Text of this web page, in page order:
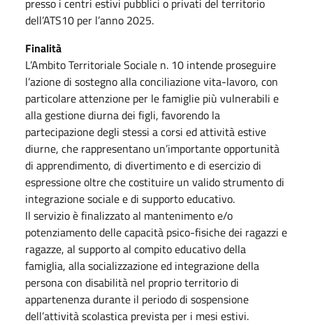
dell’ATS10 per l’anno 2025.
Finalità
L’Ambito Territoriale Sociale n. 10 intende proseguire
l’azione di sostegno alla conciliazione vita-lavoro, con
particolare attenzione per le famiglie più vulnerabili e
alla gestione diurna dei figli, favorendo la
partecipazione degli stessi a corsi ed attività estive
diurne, che rappresentano un’importante opportunità
di apprendimento, di divertimento e di esercizio di
espressione oltre che costituire un valido strumento di
integrazione sociale e di supporto educativo.
Il servizio è finalizzato al mantenimento e/o
potenziamento delle capacità psico-fisiche dei ragazzi e
ragazze, al supporto al compito educativo della
famiglia, alla socializzazione ed integrazione della
persona con disabilità nel proprio territorio di
appartenenza durante il periodo di sospensione
dell’attività scolastica prevista per i mesi estivi.